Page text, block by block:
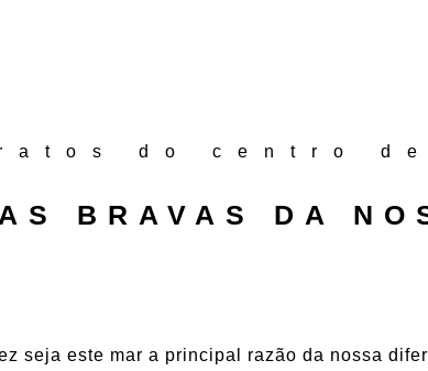
do centro
BRAVAS DA
seja este mar a principal razão da nossa